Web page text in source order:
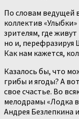
По словам ведущей
коллектив
зрителям, где
но и,
Как нам кажется,
Казалось бы, что
грибы и ягоды? А
свое счастье. Во
мелодрамы «Лодка
Андрея Безлепкина